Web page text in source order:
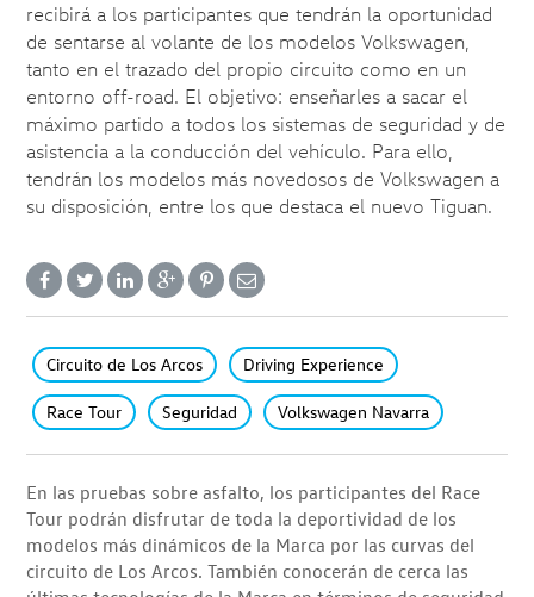
recibirá a los participantes que tendrán la oportunidad
de sentarse al volante de los modelos Volkswagen,
tanto en el trazado del propio circuito como en un
entorno off-road. El objetivo: enseñarles a sacar el
máximo partido a todos los sistemas de seguridad y de
asistencia a la conducción del vehículo. Para ello,
tendrán los modelos más novedosos de Volkswagen a
su disposición, entre los que destaca el nuevo Tiguan.
Circuito de Los Arcos Driving Experience
Race Tour Seguridad Volkswagen Navarra
En las pruebas sobre asfalto, los participantes del Race
Tour podrán disfrutar de toda la deportividad de los
modelos más dinámicos de la Marca por las curvas del
circuito de Los Arcos. También conocerán de cerca las